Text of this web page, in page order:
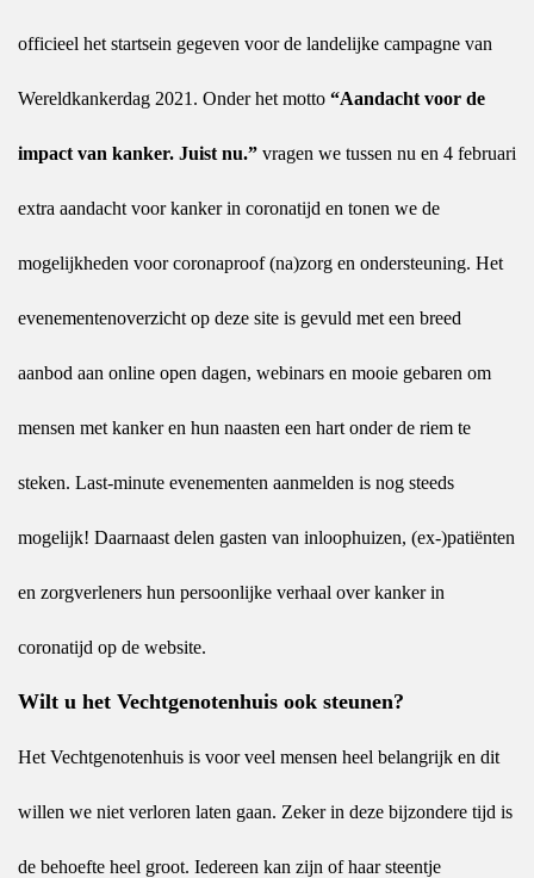
officieel het startsein gegeven voor de landelijke campagne van
Wereldkankerdag 2021. Onder het motto “Aandacht voor de
impact van kanker. Juist nu.” vragen we tussen nu en 4 februari
extra aandacht voor kanker in coronatijd en tonen we de
mogelijkheden voor coronaproof (na)zorg en ondersteuning. Het
evenementenoverzicht op deze site is gevuld met een breed
aanbod aan online open dagen, webinars en mooie gebaren om
mensen met kanker en hun naasten een hart onder de riem te
steken. Last-minute evenementen aanmelden is nog steeds
mogelijk! Daarnaast delen gasten van inloophuizen, (ex-)patiënten
en zorgverleners hun persoonlijke verhaal over kanker in
coronatijd op de website.
Wilt u het Vechtgenotenhuis ook steunen?
Het Vechtgenotenhuis is voor veel mensen heel belangrijk en dit
willen we niet verloren laten gaan. Zeker in deze bijzondere tijd is
de behoefte heel groot. Iedereen kan zijn of haar steentje